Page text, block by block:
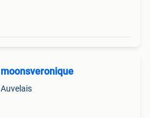
moonsveronique
Auvelais